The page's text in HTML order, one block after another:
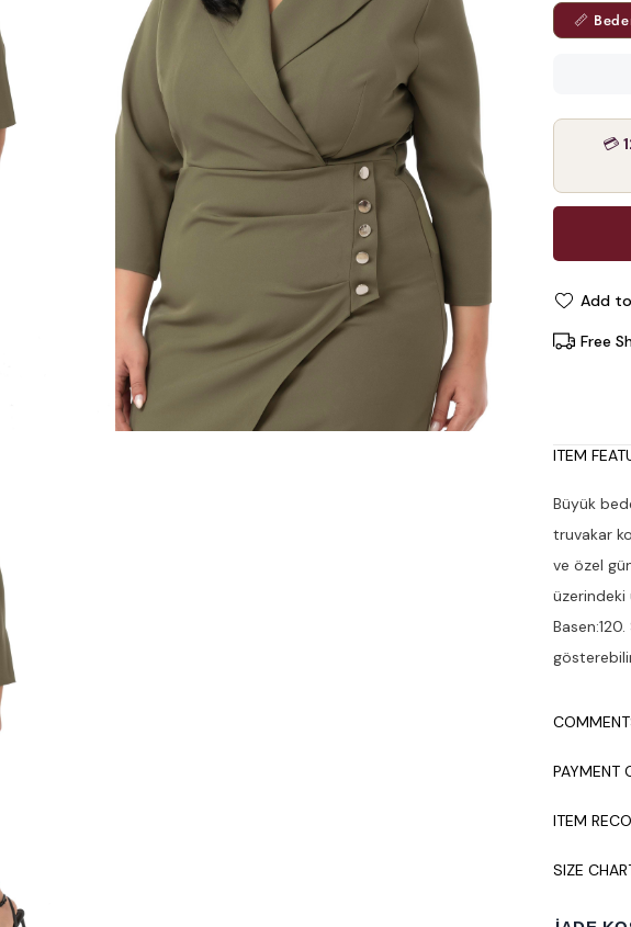
📏
💳
Add
Free
ITEM
Büyük
truvakar
ve özel
üzerindeki
PAYMENT
ITEM
SIZE